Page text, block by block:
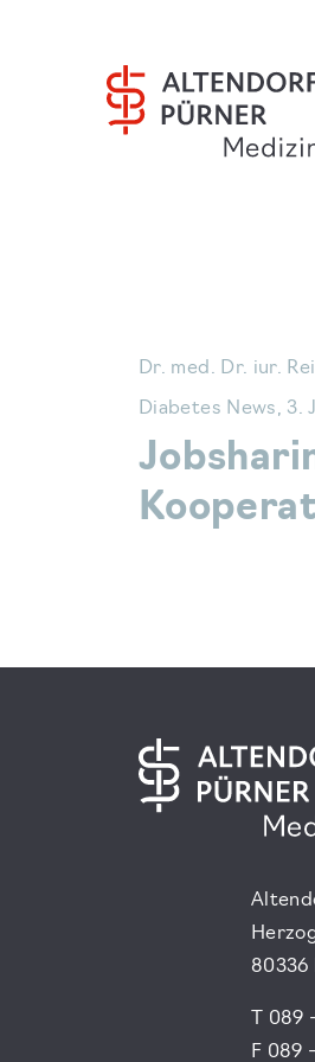
Dr. med. Dr. iur.
Diabetes News, 3.
80336
T 089
F 089